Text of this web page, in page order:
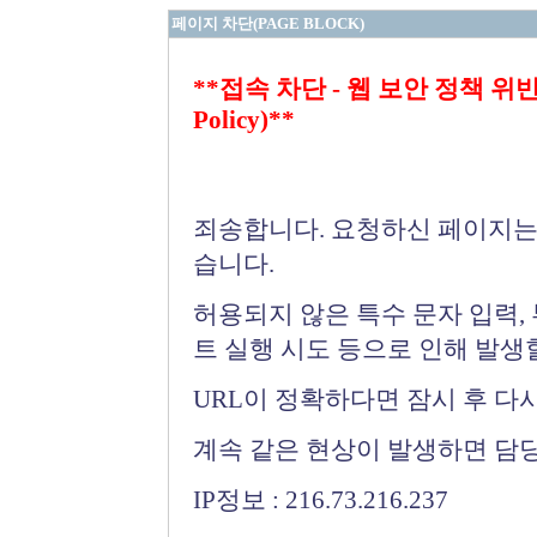
페이지 차단(PAGE BLOCK)
**접속 차단 - 웹 보안 정책 위
Policy)**
죄송합니다. 요청하신 페이지
습니다.
허용되지 않은 특수 문자 입력
트 실행 시도 등으로 인해 발생
URL이 정확하다면 잠시 후 다
계속 같은 현상이 발생하면 담
IP정보 : 216.73.216.237